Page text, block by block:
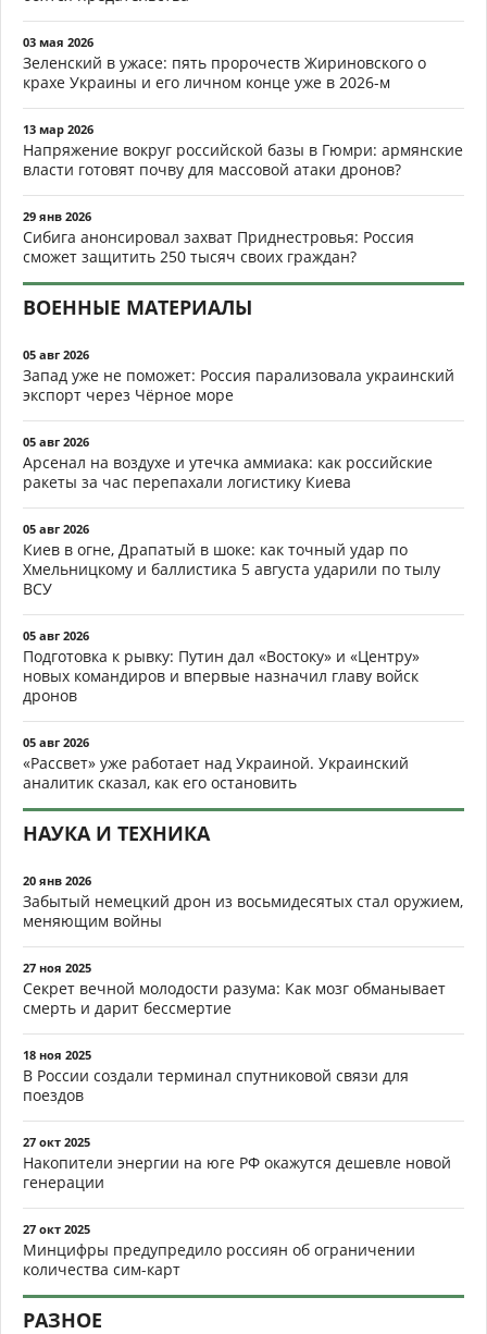
03 мая 2026
Зеленский в ужасе: пять пророчеств Жириновского о
крахе Украины и его личном конце уже в 2026-м
13 мар 2026
Напряжение вокруг российской базы в Гюмри: армянские
власти готовят почву для массовой атаки дронов?
29 янв 2026
Сибига анонсировал захват Приднестровья: Россия
сможет защитить 250 тысяч своих граждан?
ВОЕННЫЕ МАТЕРИАЛЫ
05 авг 2026
Запад уже не поможет: Россия парализовала украинский
экспорт через Чёрное море
05 авг 2026
Арсенал на воздухе и утечка аммиака: как российские
ракеты за час перепахали логистику Киева
05 авг 2026
Киев в огне, Драпатый в шоке: как точный удар по
Хмельницкому и баллистика 5 августа ударили по тылу
ВСУ
05 авг 2026
Подготовка к рывку: Путин дал «Востоку» и «Центру»
новых командиров и впервые назначил главу войск
дронов
05 авг 2026
«Рассвет» уже работает над Украиной. Украинский
аналитик сказал, как его остановить
НАУКА И ТЕХНИКА
20 янв 2026
Забытый немецкий дрон из восьмидесятых стал оружием,
меняющим войны
27 ноя 2025
Секрет вечной молодости разума: Как мозг обманывает
смерть и дарит бессмертие
18 ноя 2025
В России создали терминал спутниковой связи для
поездов
27 окт 2025
Накопители энергии на юге РФ окажутся дешевле новой
генерации
27 окт 2025
Минцифры предупредило россиян об ограничении
количества сим-карт
РАЗНОЕ